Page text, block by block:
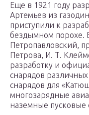
Еще в 1921 году
Артемьев из
приступили к
бездымном порохе.
Петропавловский,
Петрова, И. Т.
разработку и
снарядов
снарядов для
многозарядные
наземные пусковые